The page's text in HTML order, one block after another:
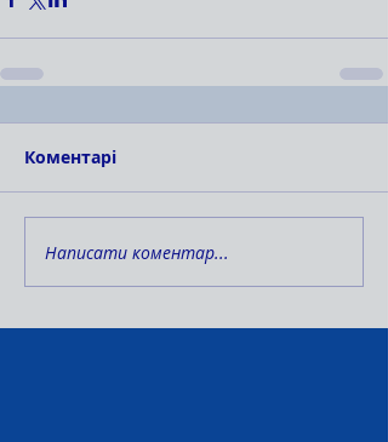
Коментарі
Написати коментар...